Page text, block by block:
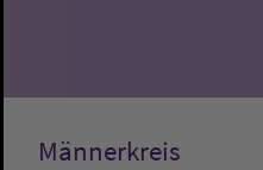
Männerkreis